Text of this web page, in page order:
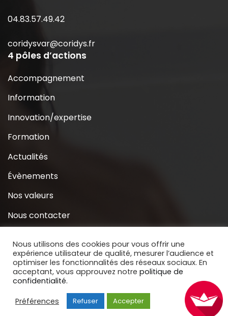
04.83.57.49.42
coridysvar@coridys.fr
4 pôles d’actions
Accompagnement
Information
Innovation/expertise
Formation
Actualités
Évènements
Nos valeurs
Nous contacter
S’inscrire à la Newsletter
Nous soutenir
Copyright © 2020 Coridys. Site réalisé par BECOMS
Nous utilisons des cookies pour vous offrir une
expérience utilisateur de qualité, mesurer l’audience et
optimiser les fonctionnalités des réseaux sociaux. En
acceptant, vous approuvez notre politique de
confidentialité.
Préférences
Refuser Accepter